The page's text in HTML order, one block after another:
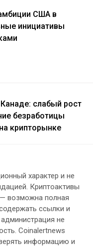
США в
инициативы
слабый рост
безработицы
крипторынке
характер и не
Криптоактивы
возможна полная
ссылки и
не
Coinalertnews
информацию и